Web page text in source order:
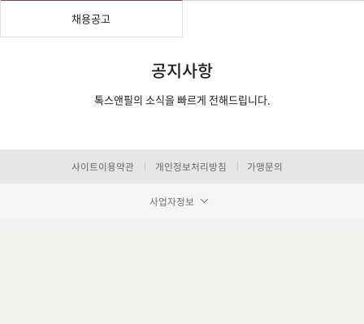
채용공고
공지사항
톡스앤필의 소식을 빠르게 전해드립니다.
사이트이용약관 개인정보처리방침 가맹문의
사업자정보